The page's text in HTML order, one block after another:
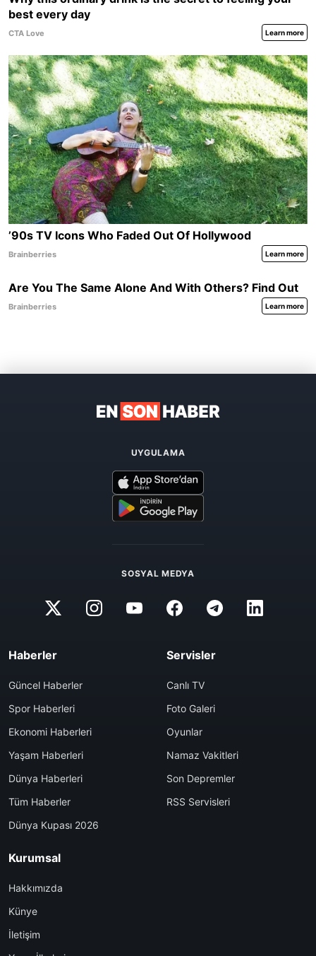
UYGULAMA
SOSYAL MEDYA
Haberler
Güncel Haberler
Spor Haberleri
Ekonomi Haberleri
Yaşam Haberleri
Dünya Haberleri
Tüm Haberler
Dünya Kupası 2026
Servisler
Canlı TV
Foto Galeri
Oyunlar
Namaz Vakitleri
Son Depremler
RSS Servisleri
Kurumsal
Hakkımızda
Künye
İletişim